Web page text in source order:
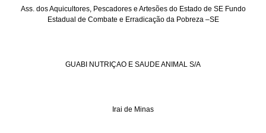
Ass. dos Aquicultores, Pescadores e Artesões do Estado de SE Fundo
Estadual de Combate e Erradicação da Pobreza –SE
GUABI NUTRIÇAO E SAUDE ANIMAL S/A
Irai de Minas